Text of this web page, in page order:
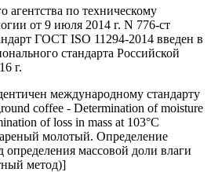
агентства по техническому
от 9 июля 2014 г. N 776-ст
ГОСТ ISO 11294-2014 введен в
стандарта Российской
г.
международному стандарту
coffee - Determination of moisture
of loss in mass at 103°C
молотый. Определение
массовой доли влаги
метод)]